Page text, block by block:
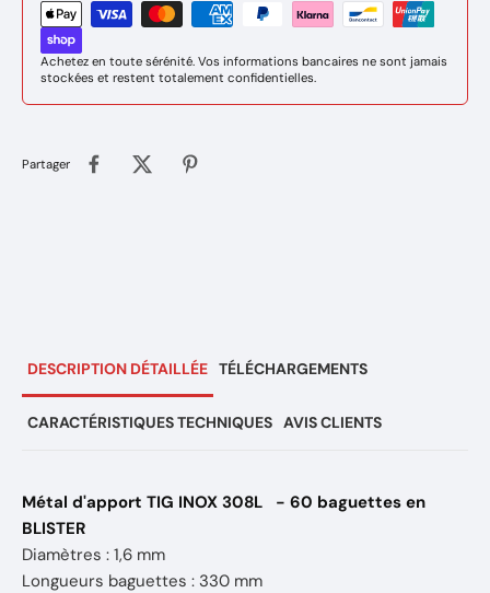
Achetez en toute sérénité. Vos informations bancaires ne sont jamais
stockées et restent totalement confidentielles.
Partager
DESCRIPTION DÉTAILLÉE TÉLÉCHARGEMENTS
CARACTÉRISTIQUES TECHNIQUES AVIS CLIENTS
Métal d'apport TIG INOX 308L - 60 baguettes en
BLISTER
Diamètres : 1,6 mm
Longueurs baguettes : 330 mm